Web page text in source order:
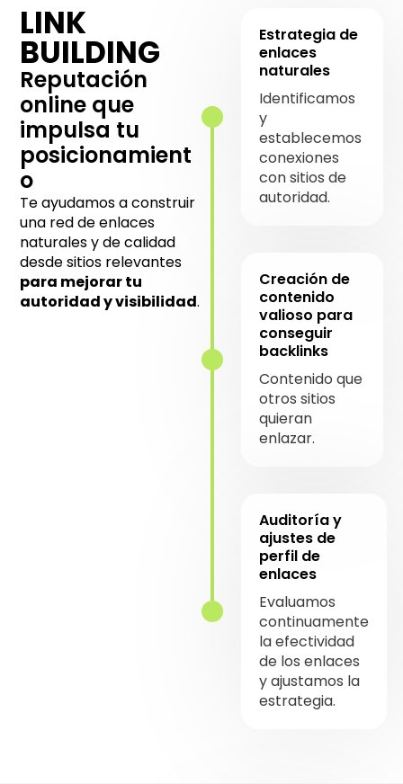
LINK
BUILDING
Reputación
online que
impulsa tu
posicionamient
o
Te ayudamos a construir
una red de enlaces
naturales y de calidad
desde sitios relevantes
para mejorar tu
autoridad y visibilidad.
Estrategia de
enlaces
naturales
Identificamos
y
establecemos
conexiones
con sitios de
autoridad.
Creación de
contenido
valioso para
conseguir
backlinks
Contenido que
otros sitios
quieran
enlazar.
Auditoría y
ajustes de
perfil de
enlaces
Evaluamos
continuamente
la efectividad
de los enlaces
y ajustamos la
estrategia.